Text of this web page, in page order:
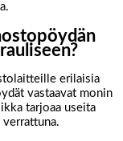
erilaisia
vastaavat monin
tarjoaa useita